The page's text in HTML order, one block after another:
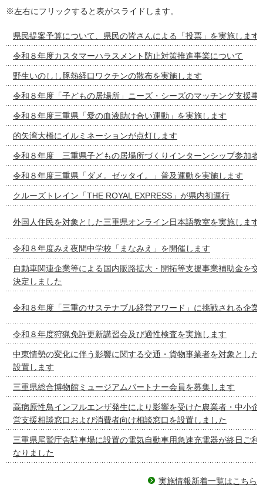
※左右にフリックすると表がスライドします。
県民提案予算について、県民の皆さんによる「投票」を実施します
令和８年度カスタマーハラスメント防止対策推進事業について
野生いのしし豚熱経口ワクチンの散布を実施します
令和８年度「子どもの居場所」ニーズ・シーズのマッチング支援事
令和８年度三重県「愛の血液助け合い運動」を実施します
的矢湾大橋にイルミネーションが点灯します
令和８年度 三重県子どもの居場所づくりインターンシップ参加者
令和８年度三重県「ダメ。ゼッタイ。」普及運動を実施します
クルーズトレイン「THE ROYAL EXPRESS」が県内初運行
外国人住民を対象とした三重県オンライン日本語教室を実施します
令和８年度みえ夜間中学校「まなみえ」を開催します
自動車関連企業等による国内販路拡大・開拓等支援事業補助金を交
決定しました
令和８年度「三重のサステナブル経営アワード」に挑戦される企業
令和８年度狩猟免許更新講習会及び適性検査を実施します
中東情勢の変化に伴う影響に関する交通・貨物事業者を対象とした
設置します
三重県総合博物館ミュージアムパートナー会員を募集します
高病原性鳥インフルエンザ発生により影響を受けた農業者・中小企
営支援相談窓口および消費者向け相談窓口を設置しました
三重県尾鷲庁舎駐車場に設置の電気自動車用急速充電器が終日ご利
なりました
実施情報新着一覧はこちら